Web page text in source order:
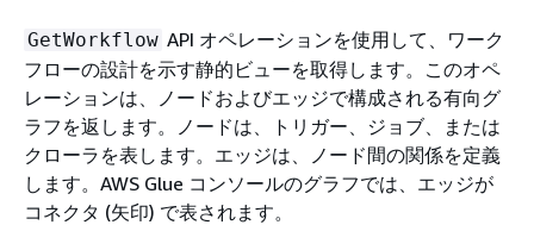
GetWorkflow API オペレーションを使用して、ワーク
フローの設計を示す静的ビューを取得します。このオペ
レーションは、ノードおよびエッジで構成される有向グ
ラフを返します。ノードは、トリガー、ジョブ、または
クローラを表します。エッジは、ノード間の関係を定義
します。AWS Glue コンソールのグラフでは、エッジが
コネクタ (矢印) で表されます。